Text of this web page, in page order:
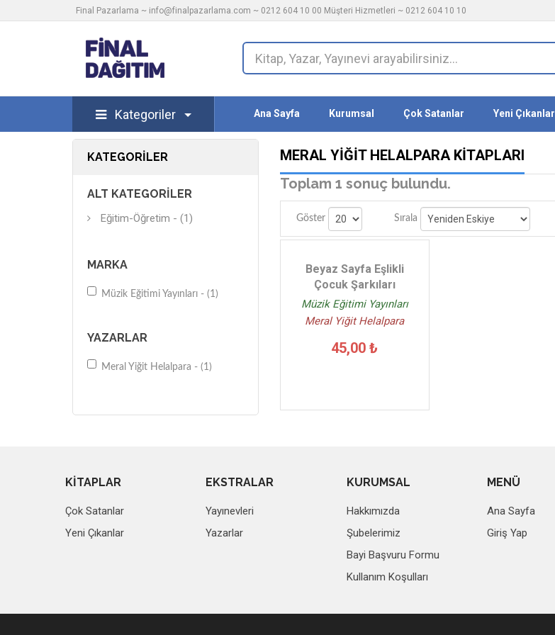
Final Pazarlama ~ info@finalpazarlama.com ~ 0212 604 10 00 Müşteri Hizmetleri ~ 0212 604 10 10
Kategoriler Ana Sayfa Kurumsal Çok Satanlar Yeni Çıkanlar
KATEGORILER
ALT KATEGORILER
Eğitim-Öğretim - (1)
MARKA
Müzik Eğitimi Yayınları - (1)
YAZARLAR
Meral Yiğit Helalpara - (1)
MERAL YIĞIT HELALPARA KITAPLARI
Toplam 1 sonuç bulundu.
Göster Sırala Stoktakiler
Beyaz Sayfa Eşlikli
Çocuk Şarkıları
Müzik Eğitimi Yayınları
Meral Yiğit Helalpara
45,00 ₺
KİTAPLAR
Çok Satanlar
Yeni Çıkanlar
EKSTRALAR
Yayınevleri
Yazarlar
KURUMSAL
Hakkımızda
Şubelerimiz
Bayi Başvuru Formu
Kullanım Koşulları
MENÜ
Ana Sayfa
Giriş Yap